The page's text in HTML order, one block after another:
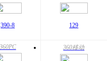
390-8 129
360PC 360移动